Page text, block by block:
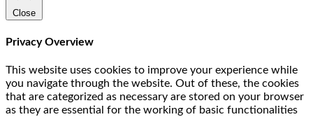
Close
Privacy Overview
This website uses cookies to improve your experience while
you navigate through the website. Out of these, the cookies
that are categorized as necessary are stored on your browser
as they are essential for the working of basic functionalities